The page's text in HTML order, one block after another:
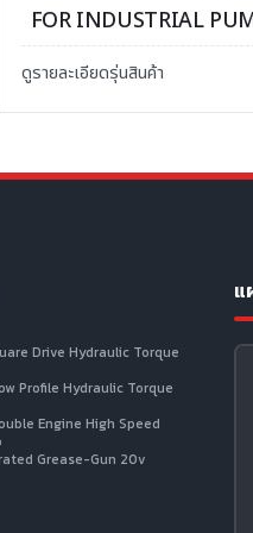
FOR INDUSTRIAL
ดูรายละเอียดรุ่นสินค้า
Drive Hydraulic Torque
Profile Hydraulic Torque
Engine High Speed
Grease-Gun 20v
แ